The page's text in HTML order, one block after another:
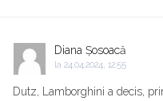
Diana Șosoacă
la 24.04.2024, 12:55
Dutz, Lamborghini a decis,